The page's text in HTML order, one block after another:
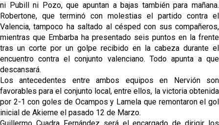
ni Pubill ni Pozo, que apuntan a bajas también para mañana.
Robertone, que terminó con molestias el partido contra el
Valencia, tampoco ha saltado al césped con sus compañeros,
mientras que Embarba ha presentado seis puntos en la frente
tras un corte por un golpe recibido en la cabeza durante el
encuentro contra el conjunto valenciano. Todo apunta a que
descansará.
Los antecedentes entre ambos equipos en Nervión son
favorables para el conjunto local, entre ellos, la victoria obtenida
por 2-1 con goles de Ocampos y Lamela que remontaron el gol
inicial de Akieme el pasado 12 de Marzo.